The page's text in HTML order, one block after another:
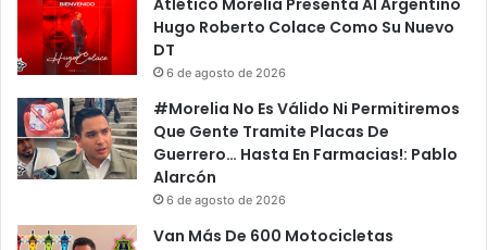
Atlético Morelia Presenta Al Argentino
Hugo Roberto Colace Como Su Nuevo
DT
6 de agosto de 2026
#Morelia No Es Válido Ni Permitiremos
Que Gente Tramite Placas De
Guerrero… Hasta En Farmacias!: Pablo
Alarcón
6 de agosto de 2026
Van Más De 600 Motocicletas